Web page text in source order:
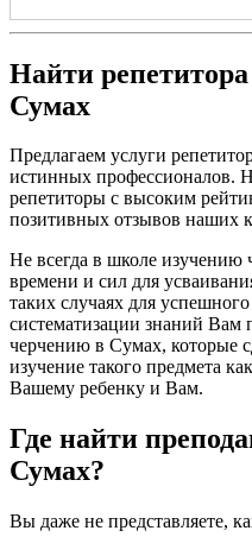
Найти
Сумах
Предлагаем услуги
истинных профессионалов.
репетиторы с высоким
позитивных отзывов наших
Не всегда в школе изучению
времени и сил для
таких случаях для
систематизации знаний Вам
черчению в Сумах, которые
изучение такого предмета
Вашему ребенку и Вам.
Где найти
Сумах?
Вы даже не представляете,